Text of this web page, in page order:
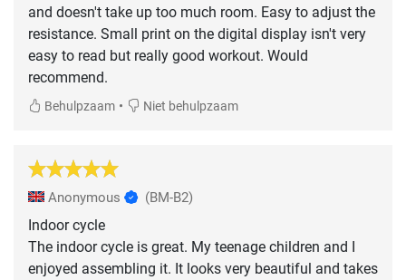
and doesn't take up too much room. Easy to adjust the
resistance. Small print on the digital display isn't very
easy to read but really good workout. Would
recommend.
Behulpzaam • Niet behulpzaam
Anonymous (BM-B2)
Indoor cycle
The indoor cycle is great. My teenage children and I
enjoyed assembling it. It looks very beautiful and takes